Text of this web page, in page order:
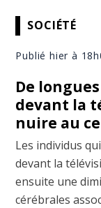
SOCIÉTÉ
Publié hier à
De
devant la
nuire au
Les individus
devant la
ensuite une
cérébrales